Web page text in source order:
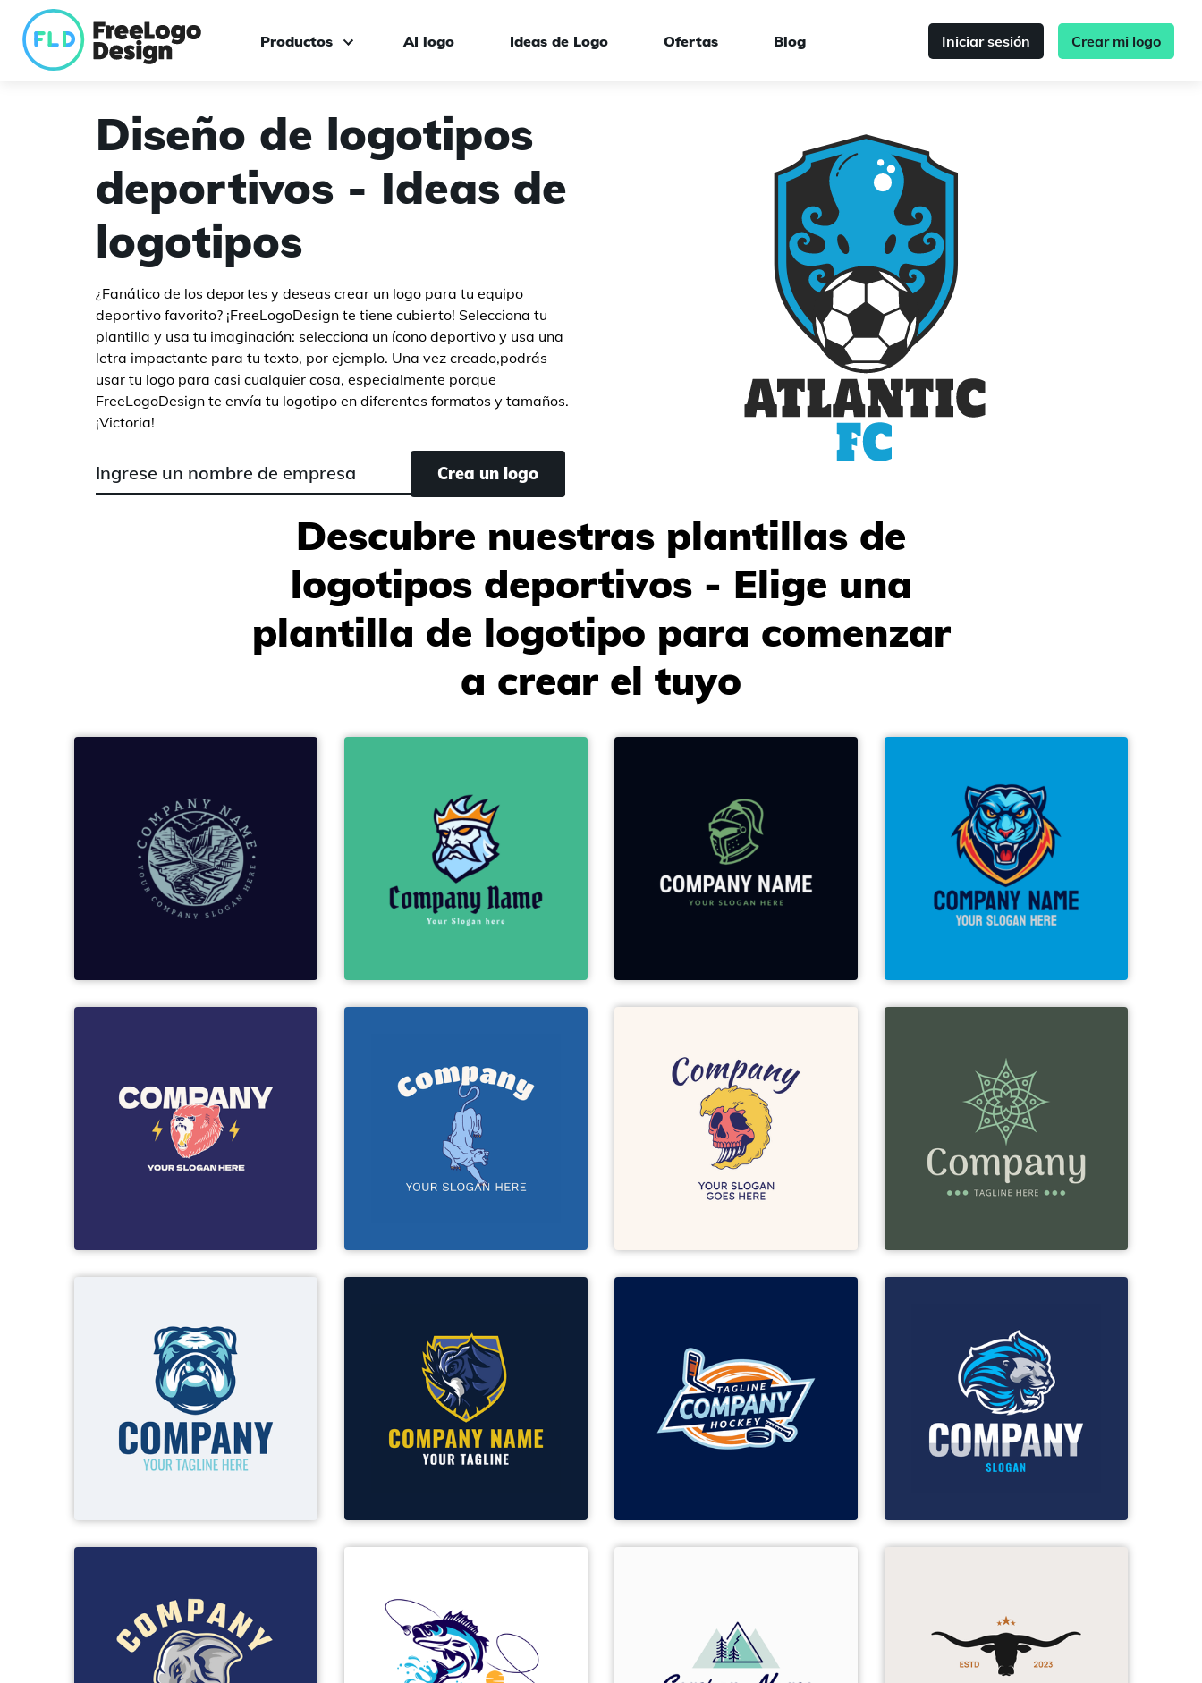
Productos
Logo personalizado
Caja de herramientas de marca
AI logo Ideas de Logo Ofertas Blog Iniciar sesión Crear mi logo
Diseño de logotipos
deportivos - Ideas de
logotipos
¿Fanático de los deportes y deseas crear un logo para tu equipo
deportivo favorito? ¡FreeLogoDesign te tiene cubierto! Selecciona tu
plantilla y usa tu imaginación: selecciona un ícono deportivo y usa una
letra impactante para tu texto, por ejemplo. Una vez creado,podrás
usar tu logo para casi cualquier cosa, especialmente porque
FreeLogoDesign te envía tu logotipo en diferentes formatos y tamaños.
¡Victoria!
Crea un logo
Descubre nuestras plantillas de
logotipos deportivos - Elige una
plantilla de logotipo para comenzar
a crear el tuyo